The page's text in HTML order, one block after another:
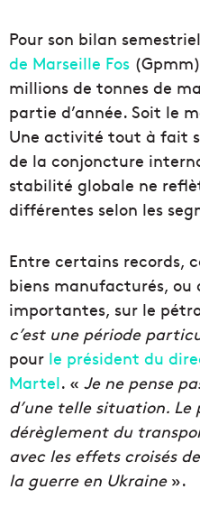
Pour son bilan
de Marseille Fos
millions de tonnes de
partie d’année. Soit le
Une activité tout à fait
de la conjoncture
stabilité globale ne
différentes selon les
Entre certains records,
biens manufacturés, ou
importantes, sur le
c’est une période
pour le président du
Martel. « Je ne pense
d’une telle situation. Le
dérèglement du
avec les effets croisés
la guerre en Ukraine».